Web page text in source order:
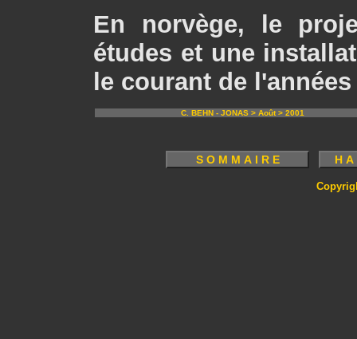
En norvège, le
études et une
le courant de l'années
C. BEHN - JONAS > Août > 2001